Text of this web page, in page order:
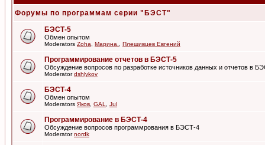
Форумы по программам серии "БЭСТ"
БЭСТ-5
Обмен опытом
Moderators Zoha Марина. Плешивцев Евгений
Программирование отчетов в БЭСТ-5
Обсуждение вопросов по разработке источников данных и отчетов в
Moderatordshlykov
БЭСТ-4
Обмен опытом
Moderators Яков GAL Jul
Программирование в БЭСТ-4
Обсуждение вопросов программрования в БЭСТ-4
Moderatornordk